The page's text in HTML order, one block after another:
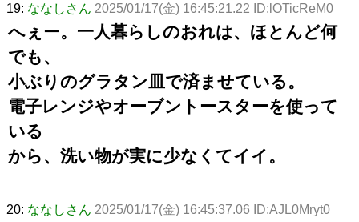
19: ななしさん 2025/01/17(金) 16:45:21.22 ID:lOTicReM0
へぇー。一人暮らしのおれは、ほとんど何
でも、
小ぶりのグラタン皿で済ませている。
電子レンジやオーブントースターを使って
いる
から、洗い物が実に少なくてイイ。
20: ななしさん 2025/01/17(金) 16:45:37.06 ID:AJL0Mryt0